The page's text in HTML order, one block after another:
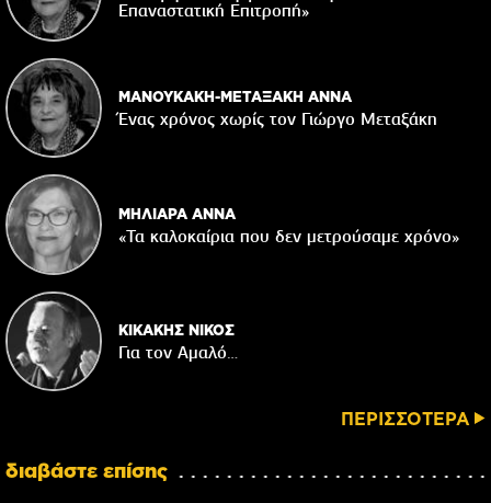
Επαναστατική Eπιτροπή»
ΜΑΝΟΥΚΑΚΗ-ΜΕΤΑΞΑΚΗ ΑΝΝΑ
Ένας χρόνος χωρίς τον Γιώργο Μεταξάκη
ΜΗΛΙΑΡΑ ΑΝΝΑ
«Τα καλοκαίρια που δεν μετρούσαμε χρόνο»
ΚΙΚΑΚΗΣ ΝΙΚΟΣ
Για τον Αμαλό…
ΠΕΡΙΣΣΟΤΕΡΑ
διαβάστε επίσης